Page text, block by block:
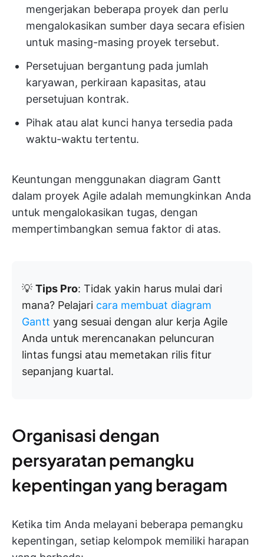
mengerjakan beberapa proyek dan perlu
mengalokasikan sumber daya secara efisien
untuk masing-masing proyek tersebut.
Persetujuan bergantung pada jumlah
karyawan, perkiraan kapasitas, atau
persetujuan kontrak.
Pihak atau alat kunci hanya tersedia pada
waktu-waktu tertentu.
Keuntungan menggunakan diagram Gantt
dalam proyek Agile adalah memungkinkan Anda
untuk mengalokasikan tugas, dengan
mempertimbangkan semua faktor di atas.
💡 Tips Pro: Tidak yakin harus mulai dari
mana? Pelajari cara membuat diagram
Gantt yang sesuai dengan alur kerja Agile
Anda untuk merencanakan peluncuran
lintas fungsi atau memetakan rilis fitur
sepanjang kuartal.
Organisasi dengan
persyaratan pemangku
kepentingan yang beragam
Ketika tim Anda melayani beberapa pemangku
kepentingan, setiap kelompok memiliki harapan